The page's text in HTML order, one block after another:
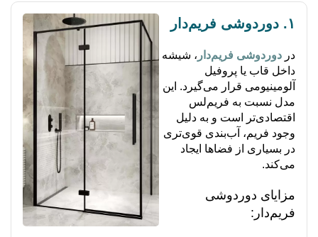
۱. دوردوشی فریم‌دار
در دوردوشی فریم‌دار ، شیشه
داخل قاب یا پروفیل
آلومینیومی قرار می‌گیرد. این
مدل نسبت به فریم‌لس
اقتصادی‌تر است و به دلیل
وجود فریم، آب‌بندی قوی‌تری
در بسیاری از فضاها ایجاد
می‌کند.
مزایای دوردوشی
فریم‌دار: